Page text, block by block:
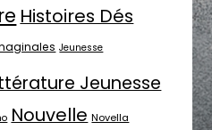
Histoires Dés
Jeunesse
Jeunesse
Nouvelle Novella